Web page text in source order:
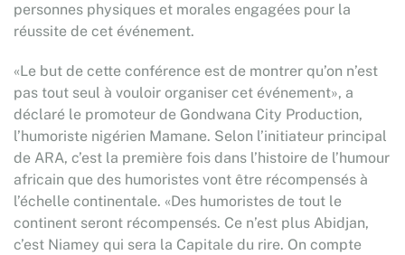
personnes physiques et morales engagées pour la
réussite de cet événement.
«Le but de cette conférence est de montrer qu’on n’est
pas tout seul à vouloir organiser cet événement», a
déclaré le promoteur de Gondwana City Production,
l’humoriste nigérien Mamane. Selon l’initiateur principal
de ARA, c’est la première fois dans l’histoire de l’humour
africain que des humoristes vont être récompensés à
l’échelle continentale. «Des humoristes de tout le
continent seront récompensés. Ce n’est plus Abidjan,
c’est Niamey qui sera la Capitale du rire. On compte